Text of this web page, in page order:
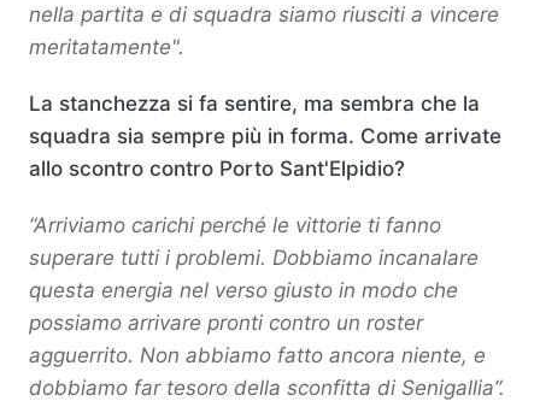
nella partita e di squadra siamo riusciti a vincere
meritatamente".
La stanchezza si fa sentire, ma sembra che la
squadra sia sempre più in forma. Come arrivate
allo scontro contro Porto Sant'Elpidio?
“Arriviamo carichi perché le vittorie ti fanno
superare tutti i problemi. Dobbiamo incanalare
questa energia nel verso giusto in modo che
possiamo arrivare pronti contro un roster
agguerrito. Non abbiamo fatto ancora niente, e
dobbiamo far tesoro della sconfitta di Senigallia”.